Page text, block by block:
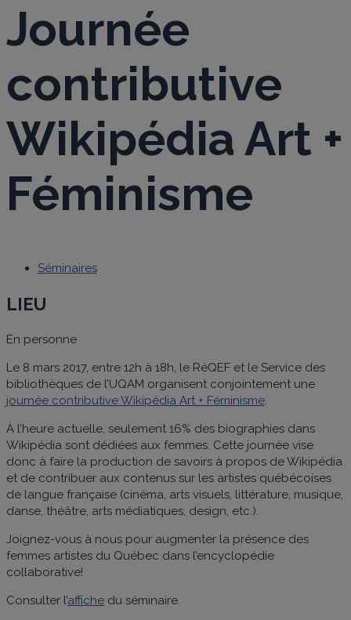
Journée
contributive
Wikipédia Art +
Féminisme
Séminaires
LIEU
En personne
Le 8 mars 2017, entre 12h à 18h, le RéQEF et le Service des
bibliothèques de l’UQAM organisent conjointement une
journée contributive Wikipédia Art + Féminisme
À l’heure actuelle, seulement 16% des biographies dans
Wikipédia sont dédiées aux femmes. Cette journée vise
donc à faire la production de savoirs à propos de Wikipédia
et de contribuer aux contenus sur les artistes québécoises
de langue française (cinéma, arts visuels, littérature, musique,
danse, théâtre, arts médiatiques, design, etc.).
Joignez-vous à nous pour augmenter la présence des
femmes artistes du Québec dans l’encyclopédie
collaborative!
Consulter l’affiche du séminaire.